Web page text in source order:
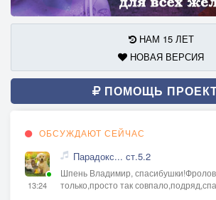
НАМ 15 ЛЕТ
НОВАЯ ВЕРСИЯ
ПОМОЩЬ
ОБСУЖДАЮТ СЕЙЧАС
13:24
Парадокс... ст.5.2
Шпень Владимир,
только,просто так